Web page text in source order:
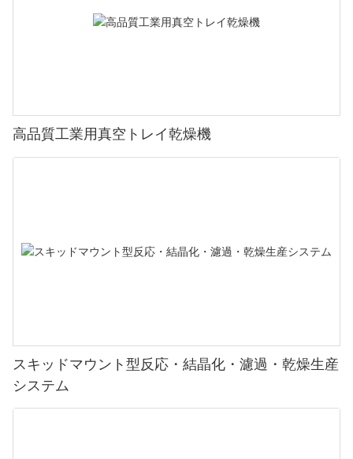
高品質工業用真空トレイ乾燥機
スキッドマウント型反応・結晶化・濾過・乾燥生産
システム